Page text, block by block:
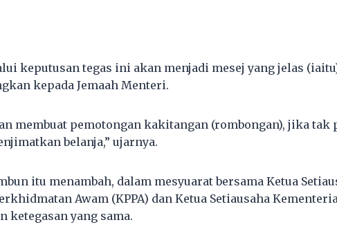
keputusan tegas ini akan menjadi mesej yang jelas
kepada Jemaah Menteri.
membuat pemotongan kakitangan (rombongan), jika tak
belanja,” ujarnya.
itu menambah, dalam mesyuarat bersama Ketua
Awam (KPPA) dan Ketua Setiausaha
ketegasan yang sama.